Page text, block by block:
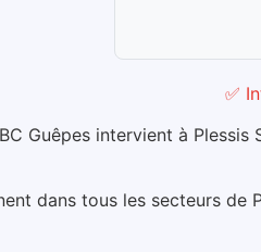
✅
Guêpes intervient à
dans tous les secteurs de